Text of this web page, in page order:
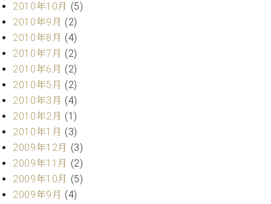
2010年10月 (5)
2010年9月 (2)
2010年8月 (4)
2010年7月 (2)
2010年6月 (2)
2010年5月 (2)
2010年3月 (4)
2010年2月 (1)
2010年1月 (3)
2009年12月 (3)
2009年11月 (2)
2009年10月 (5)
2009年9月 (4)